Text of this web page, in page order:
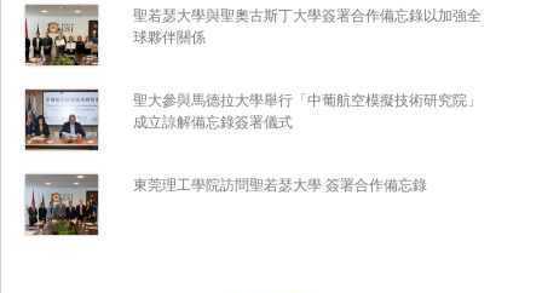
聖若瑟大學與聖奧古斯丁大學簽署合作備忘錄以加強全
球夥伴關係
聖大參與馬德拉大學舉行「中葡航空模擬技術研究院」
成立諒解備忘錄簽署儀式
東莞理工學院訪問聖若瑟大學 簽署合作備忘錄